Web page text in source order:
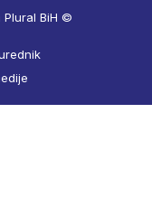
Plural BiH ©